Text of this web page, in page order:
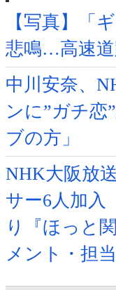
【写真】「
悲鳴…高速道
中川安奈、
ンに”ガチ恋
ブの方」
NHK大阪放
サー6人加
り『ほっと
メント・担当